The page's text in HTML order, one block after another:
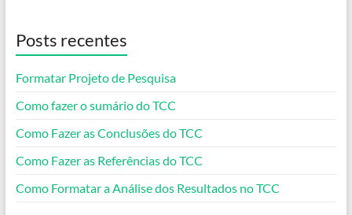
Posts recentes
Formatar Projeto de Pesquisa
Como fazer o sumário do TCC
Como Fazer as Conclusões do TCC
Como Fazer as Referências do TCC
Como Formatar a Análise dos Resultados no TCC